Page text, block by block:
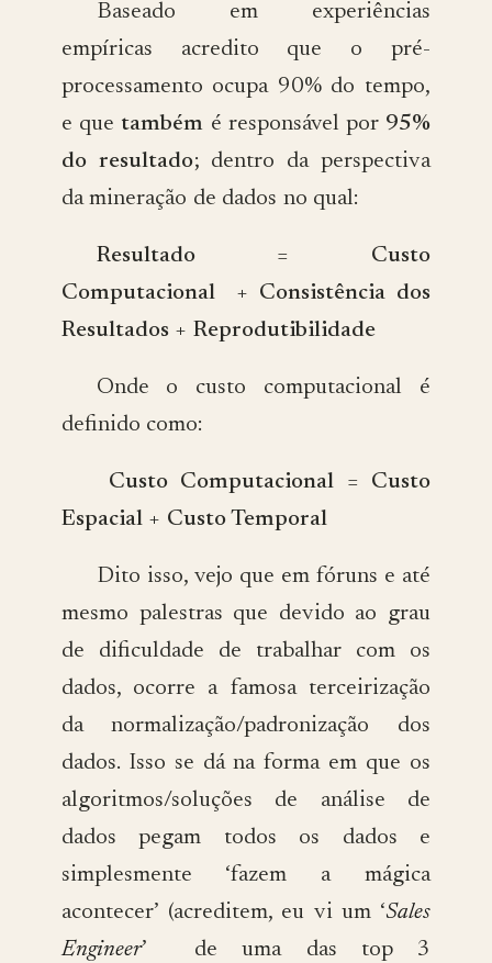
Baseado em experiências
empíricas acredito que o pré-
processamento ocupa 90% do tempo,
e que também é responsável por 95%
do resultado; dentro da perspectiva
da mineração de dados no qual:
Resultado = Custo
Computacional + Consistência dos
Resultados + Reprodutibilidade
Onde o custo computacional é
definido como:
Custo Computacional = Custo
Espacial + Custo Temporal
Dito isso, vejo que em fóruns e até
mesmo palestras que devido ao grau
de dificuldade de trabalhar com os
dados, ocorre a famosa terceirização
da normalização/padronização dos
dados. Isso se dá na forma em que os
algoritmos/soluções de análise de
dados pegam todos os dados e
simplesmente ‘fazem a mágica
acontecer’ (acreditem, eu vi um ‘Sales
Engineer’ de uma das top 3